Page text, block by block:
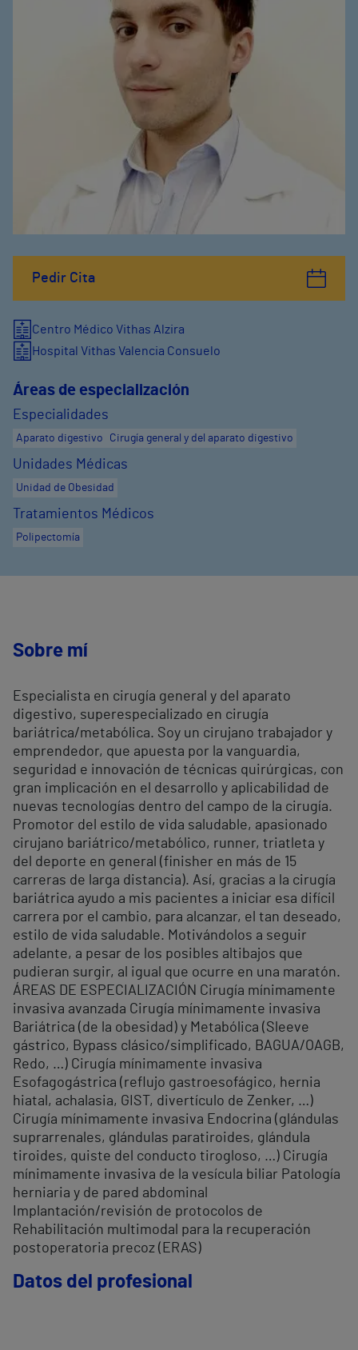
Pedir Cita
Centro Médico Vithas Alzira
Hospital Vithas Valencia Consuelo
Áreas de especialización
Especialidades
Aparato digestivo Cirugía general y del aparato digestivo
Unidades Médicas
Unidad de Obesidad
Tratamientos Médicos
Polipectomía
Sobre mí
Especialista en cirugía general y del aparato
digestivo, superespecializado en cirugía
bariátrica/metabólica. Soy un cirujano trabajador y
emprendedor, que apuesta por la vanguardia,
seguridad e innovación de técnicas quirúrgicas, con
gran implicación en el desarrollo y aplicabilidad de
nuevas tecnologías dentro del campo de la cirugía.
Promotor del estilo de vida saludable, apasionado
cirujano bariátrico/metabólico, runner, triatleta y
del deporte en general (finisher en más de 15
carreras de larga distancia). Así, gracias a la cirugía
bariátrica ayudo a mis pacientes a iniciar esa difícil
carrera por el cambio, para alcanzar, el tan deseado,
estilo de vida saludable. Motivándolos a seguir
adelante, a pesar de los posibles altibajos que
pudieran surgir, al igual que ocurre en una maratón.
ÁREAS DE ESPECIALIZACIÓN Cirugía mínimamente
invasiva avanzada Cirugía mínimamente invasiva
Bariátrica (de la obesidad) y Metabólica (Sleeve
gástrico, Bypass clásico/simplificado, BAGUA/OAGB,
Redo, …) Cirugía mínimamente invasiva
Esofagogástrica (reflujo gastroesofágico, hernia
hiatal, achalasia, GIST, divertículo de Zenker, …)
Cirugía mínimamente invasiva Endocrina (glándulas
suprarrenales, glándulas paratiroides, glándula
tiroides, quiste del conducto tirogloso, …) Cirugía
mínimamente invasiva de la vesícula biliar Patología
herniaria y de pared abdominal
Implantación/revisión de protocolos de
Rehabilitación multimodal para la recuperación
postoperatoria precoz (ERAS)
Datos del profesional